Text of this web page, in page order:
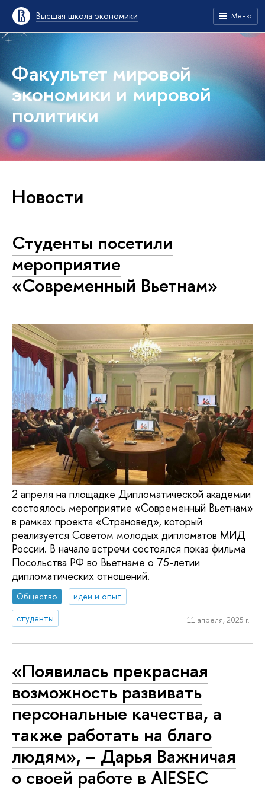
Высшая школа экономики Меню
Факультет мировой
экономики и мировой
политики
Новости
Студенты посетили
мероприятие
«Современный Вьетнам»
2 апреля на площадке Дипломатической академии
состоялось мероприятие «Современный Вьетнам»
в рамках проекта «Страновед», который
реализуется Советом молодых дипломатов МИД
России. В начале встречи состоялся показ фильма
Посольства РФ во Вьетнаме о 75-летии
дипломатических отношений.
Общество
идеи и опыт
студенты
11 апреля, 2025 г.
«Появилась прекрасная
возможность развивать
персональные качества, а
также работать на благо
людям», – Дарья Важничая
о своей работе в AIESEC